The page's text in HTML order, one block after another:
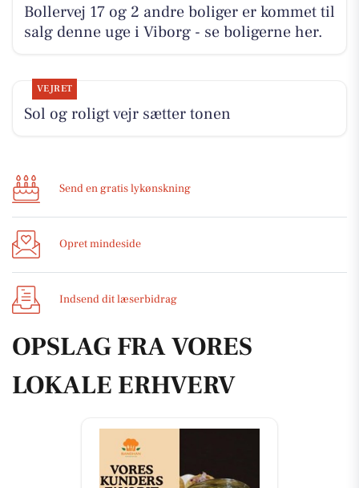
Bollervej 17 og 2 andre boliger er kommet til
salg denne uge i Viborg - se boligerne her.
VEJRET
Sol og roligt vejr sætter tonen
Send en gratis lykønskning
Opret mindeside
Indsend dit læserbidrag
OPSLAG FRA VORES
LOKALE ERHVERV